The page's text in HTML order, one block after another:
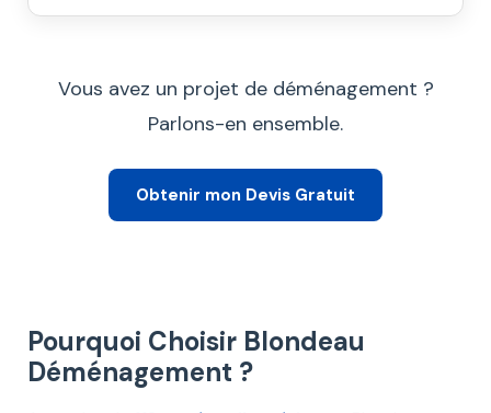
Vous avez un projet de déménagement ?
Parlons-en ensemble.
Obtenir mon Devis Gratuit
Pourquoi Choisir Blondeau
Déménagement ?